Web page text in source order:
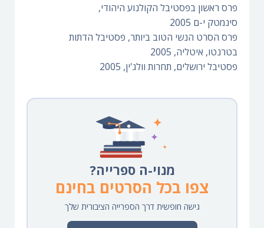
פרס ראשון בפסטיבל הקולנוע היהודי,
סינמטק י-ם 2005
פרס הסרט הנשי הטוב ביותר, פסטיבל הדתות
בטרנטו, איטליה, 2005
פסטיבל ירושלים, תחרות וולג'ין, 2005
מנוי-ה ספרייה?
צפו בכל הסרטים בחינם
גישה חופשית דרך הספרייה הציבורית שלך